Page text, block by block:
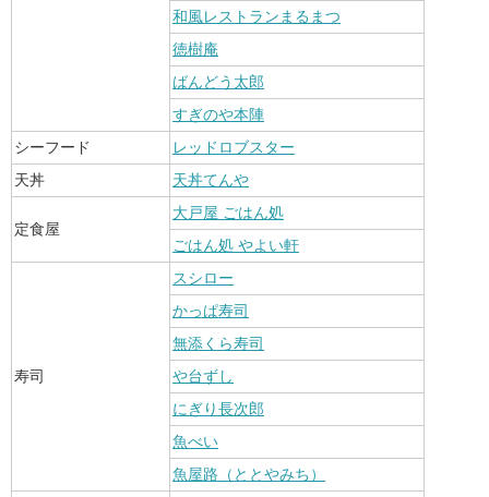
和風レストランまるまつ
徳樹庵
ばんどう太郎
すぎのや本陣
シーフード
レッドロブスター
天丼
天丼てんや
定食屋
大戸屋 ごはん処
ごはん処 やよい軒
寿司
スシロー
かっぱ寿司
無添くら寿司
や台ずし
にぎり長次郎
魚べい
魚屋路（ととやみち）